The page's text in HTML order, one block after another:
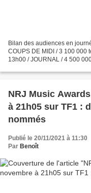
Bilan des audiences en
COUPS DE MIDI / 3 100 000
13h00 / JOURNAL / 4 500
NRJ Music
à 21h05 sur TF1 :
nommés
Publié le 20/11/2021 à 11:30
Par Benoît